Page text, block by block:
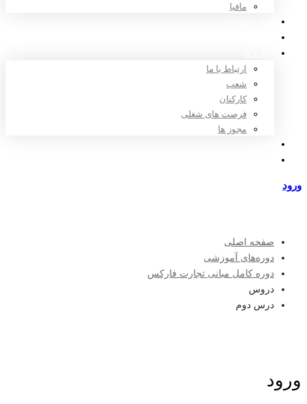
مافیا
ارتباط با ما
شعب
کارکنان
فرصت های شغلی
مجوز ها
ورود
صفحه اصلی
دوره‌های آموزشی
دوره کامل مبانی تجارت فارکس
دروس
درس دوم
ورود